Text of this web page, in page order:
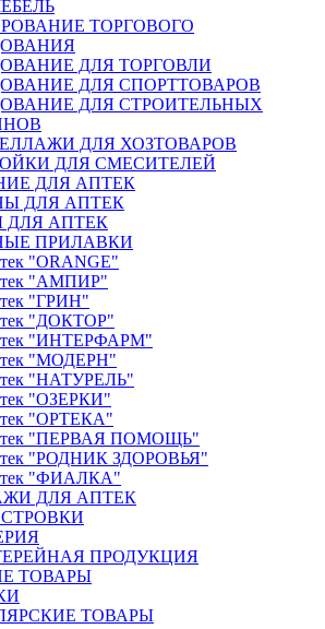
ТОРГОВОГО
ДЛЯ ТОРГОВЛИ
ДЛЯ СПОРТТОВАРОВ
ДЛЯ СТРОИТЕЛЬНЫХ
ДЛЯ ХОЗТОВАРОВ
ДЛЯ СМЕСИТЕЛЕЙ
ДЛЯ АПТЕК
ДЛЯ АПТЕК
АПТЕК
ПРИЛАВКИ
"ORANGE"
"АМПИР"
"ГРИН"
"ДОКТОР"
"ИНТЕРФАРМ"
"МОДЕРН"
"НАТУРЕЛЬ"
"ОЗЕРКИ"
"ОРТЕКА"
"ПЕРВАЯ ПОМОЩЬ"
"РОДНИК ЗДОРОВЬЯ"
"ФИАЛКА"
ДЛЯ АПТЕК
ПРОДУКЦИЯ
ТОВАРЫ
ТОВАРЫ